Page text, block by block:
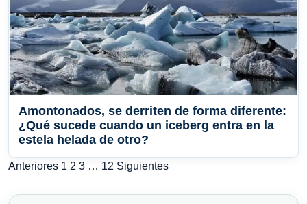
Amontonados, se derriten de forma diferente:
¿Qué sucede cuando un iceberg entra en la
estela helada de otro?
Paginación
de
Anteriores 1 2 3 … 12 Siguientes